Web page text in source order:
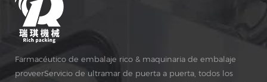
Farmacéutico de embalaje rico & maquinaria de embalaje
proveerServicio de ultramar de puerta a puerta, todos los